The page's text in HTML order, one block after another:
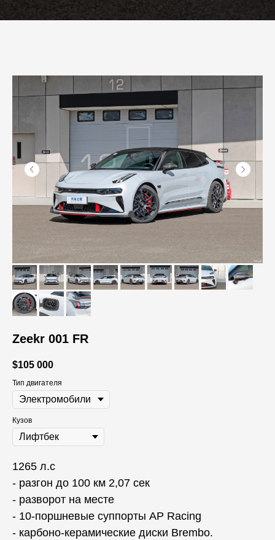
Zeekr 001 FR
$105 000
Тип двигателя
Кузов
1265 л.с
- разгон до 100 км 2,07 сек
- разворот на месте
- 10-поршневые суппорты AP Racing
- карбоно-керамические диски Brembo.